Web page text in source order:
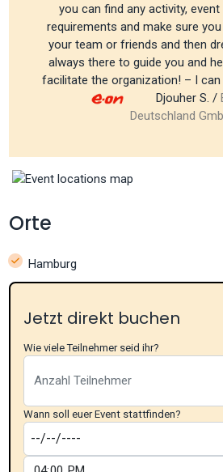
you can find any activity,
requirements and make sure
your team or friends and then
always there to guide you and
facilitate the organization! – I
Djouher S. /
Deutschland
Orte
Hamburg
Jetzt direkt buchen
Wie viele Teilnehmer seid ihr?
Wann soll euer Event stattfinden?